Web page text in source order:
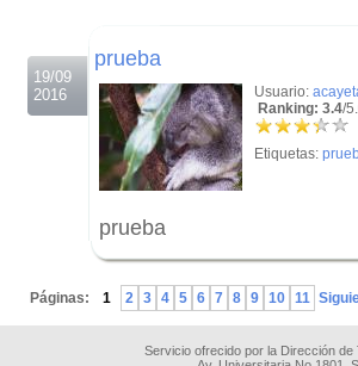
19/09
2016
prueba
Usuario:
Ranking: 3.4/
Etiquetas:
prueba
Páginas: 1 2 3 4 5 6 7 8 9 10 11
Servicio ofrecido por la Dirección